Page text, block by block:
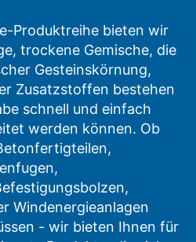
Produktreihe bieten wir
trockene Gemische, die
Gesteinskörnung,
Zusatzstoffen bestehen
schnell und einfach
werden können. Ob
Windenergieanlagen
- wir bieten Ihnen für